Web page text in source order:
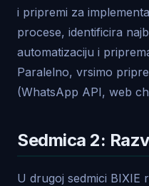
i pripremi za
procese, identificira
automatizaciju i
Paralelno, vrsimo
(WhatsApp API, web
Sedmica 2:
U drugoj sedmici BIXIE